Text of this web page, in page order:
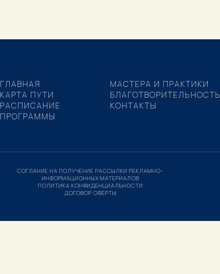
ГЛАВНАЯ
КАРТА ПУТИ
РАСПИСАНИЕ
ПРОГРАММЫ
МАСТЕРА И ПРАКТИКИ
БЛАГОТВОРИТЕЛЬНОСТЬ
КОНТАКТЫ
СОГЛАНИЕ НА ПОЛУЧЕНИЕ РАССЫЛКИ РЕКЛАМНО-
ИНФОРМАЦИОННЫХ МАТЕРИАЛОВ
ПОЛИТИКА КОНФИДЕНЦИАЛЬНОСТИ
ДОГОВОР ОФЕРТЫ